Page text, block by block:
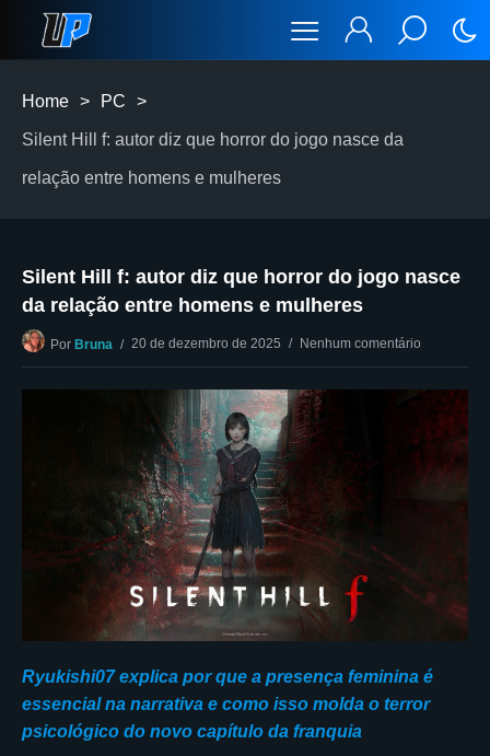
Home > PC >
Silent Hill f: autor diz que horror do jogo nasce da
relação entre homens e mulheres
Silent Hill f: autor diz que horror do jogo nasce
da relação entre homens e mulheres
Por Bruna 20 de dezembro de 2025 Nenhum comentário
Ryukishi07 explica por que a presença feminina é
essencial na narrativa e como isso molda o terror
psicológico do novo capítulo da franquia